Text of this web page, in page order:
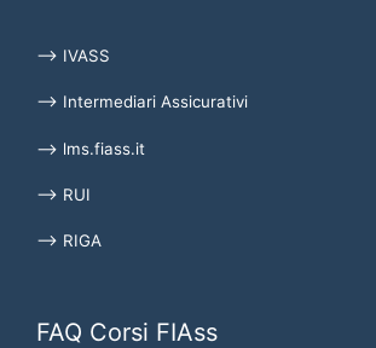
⟶ IVASS
⟶ Intermediari Assicurativi
⟶ lms.fiass.it
⟶ RUI
⟶ RIGA
FAQ Corsi FIAss